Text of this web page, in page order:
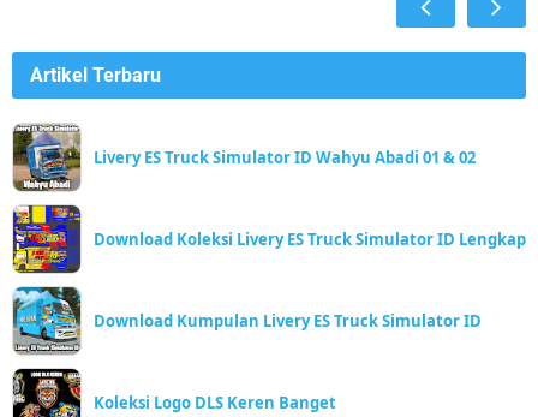
Artikel Terbaru
Livery ES Truck Simulator ID Wahyu Abadi 01 & 02
Download Koleksi Livery ES Truck Simulator ID Lengkap
Download Kumpulan Livery ES Truck Simulator ID
Koleksi Logo DLS Keren Banget